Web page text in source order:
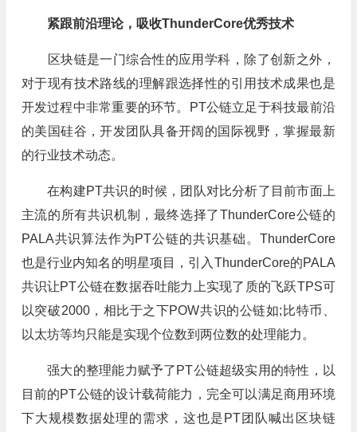
紧跟前沿理论，吸收ThunderCore优秀技术
区块链是一门综合性的应用学科，除了创新之外，
对于现有技术路线的理解跟选择性的引用技术成果也是
开发过程中非常重要的环节。PT公链立足于科技最前沿
的美国硅谷，开发团队具备开阔的国际视野，掌握最新
的行业技术动态。
在构建PT共识的时候，团队对比分析了目前市面上
主流的所有共识机制，最终选择了ThunderCore公链的
PALA共识算法作为PT公链的共识基础。ThunderCore
也是行业内知名的明星项目，引入ThunderCore的PALA
共识让PT公链在数据吞吐能力上实现了质的飞跃TPS可
以突破2000，相比于之下POW共识的公链如;比特币、
以太坊等均只能是实现个位数到两位数的处理能力。
强大的整理能力赋予了PT公链超级实用的特性，以
目前的PT公链的设计载荷能力，完全可以满足商用环境
下大规模数据处理的需求，这也是PT团队喊出区块链